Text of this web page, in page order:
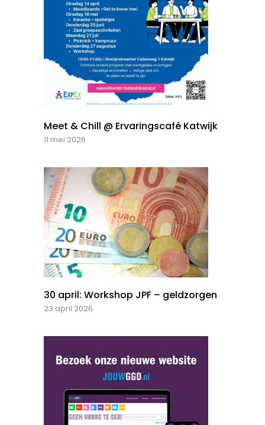
Meet & Chill @ Ervaringscafé Katwijk
11 mei 2026
30 april: Workshop JPF – geldzorgen
23 april 2026